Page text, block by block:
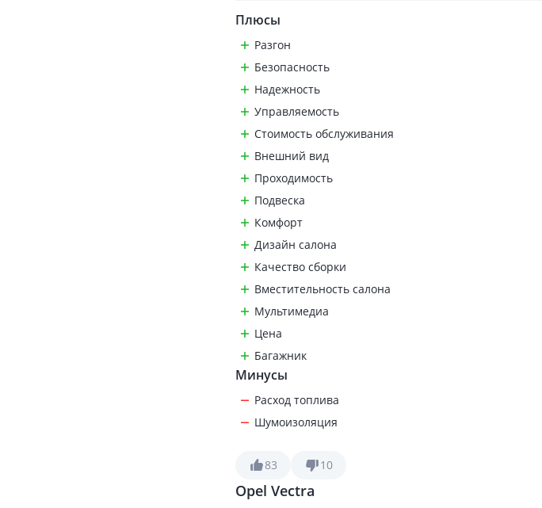
Плюсы
Разгон
Безопасность
Надежность
Управляемость
Стоимость обслуживания
Внешний вид
Проходимость
Подвеска
Комфорт
Дизайн салона
Качество сборки
Вместительность салона
Мультимедиа
Цена
Багажник
Минусы
Расход топлива
Шумоизоляция
83 10
Opel Vectra